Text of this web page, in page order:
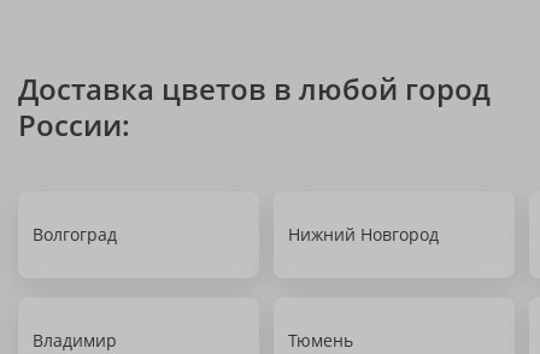
Доставка цветов в любой город
России:
Волгоград Нижний Новгород
Владимир Тюмень